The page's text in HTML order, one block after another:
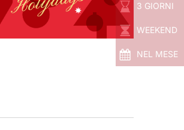
3 GIORNI
WEEKEND
NEL MESE